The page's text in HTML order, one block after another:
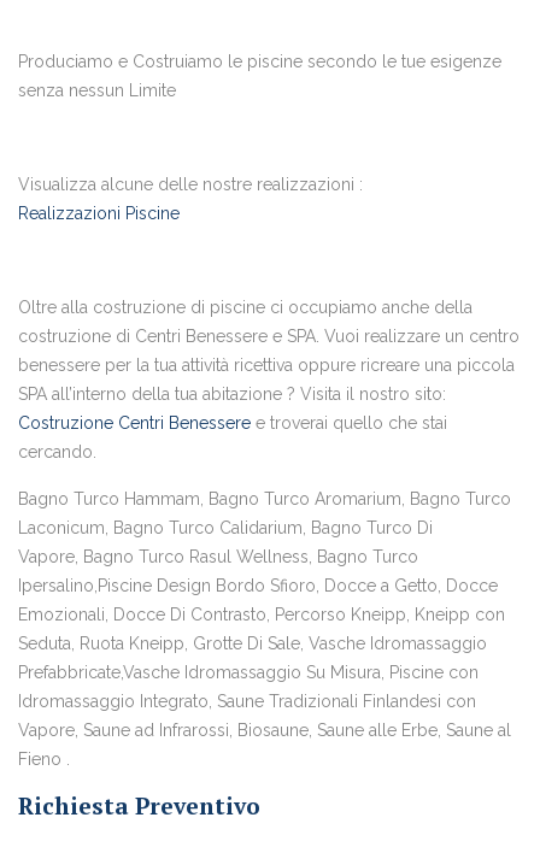
Produciamo e Costruiamo le piscine secondo le tue esigenze
senza nessun Limite
Visualizza alcune delle nostre realizzazioni :
Realizzazioni Piscine
Oltre alla costruzione di piscine ci occupiamo anche della
costruzione di Centri Benessere e SPA. Vuoi realizzare un centro
benessere per la tua attività ricettiva oppure ricreare una piccola
SPA all’interno della tua abitazione ? Visita il nostro sito:
Costruzione Centri Benessere e troverai quello che stai
cercando.
Bagno Turco Hammam, Bagno Turco Aromarium, Bagno Turco
Laconicum, Bagno Turco Calidarium, Bagno Turco Di
Vapore, Bagno Turco Rasul Wellness, Bagno Turco
Ipersalino,Piscine Design Bordo Sfioro, Docce a Getto, Docce
Emozionali, Docce Di Contrasto, Percorso Kneipp, Kneipp con
Seduta, Ruota Kneipp, Grotte Di Sale, Vasche Idromassaggio
Prefabbricate,Vasche Idromassaggio Su Misura, Piscine con
Idromassaggio Integrato, Saune Tradizionali Finlandesi con
Vapore, Saune ad Infrarossi, Biosaune, Saune alle Erbe, Saune al
Fieno .
Richiesta Preventivo